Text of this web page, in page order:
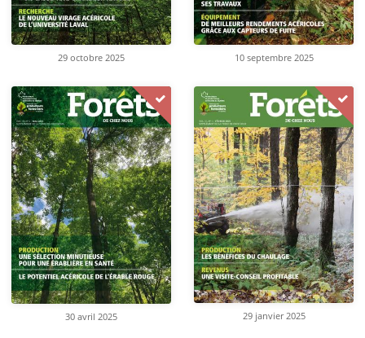
29 octobre 2025 10 septembre 2025
30 avril 2025 29 janvier 2025